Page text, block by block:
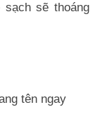
sẽ thoáng
tên ngay